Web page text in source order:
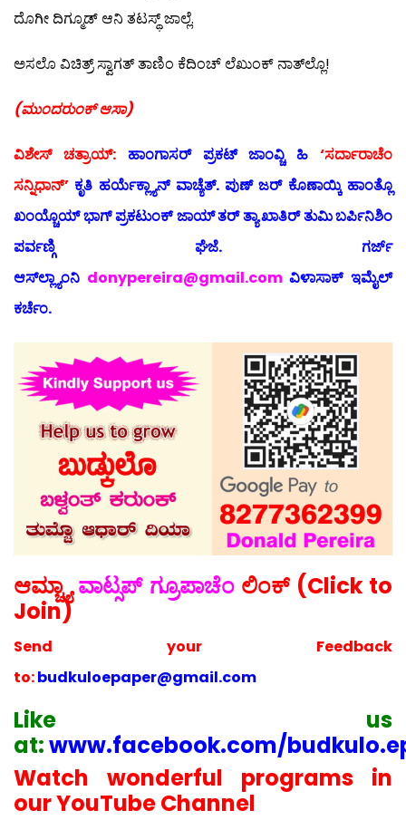
ದೊಗೀ ದಿಗ್ಮೂಡ್ ಆನಿ ತಟಸ್ಥ್ ಜಾಲ್ಲೆ.
ಅಸಲೊ ವಿಚಿತ್ರ್ ಸ್ವಾಗತ್ ತಾಣಿಂ ಕೆದಿಂಚ್ ಲೆಖುಂಕ್ ನಾತ್‍ಲ್ಲೊ!
(ಮುಂದರುಂಕ್ ಆಸಾ)
ವಿಶೇಸ್ ಚತ್ರಾಯ್: ಹಾಂಗಾಸರ್ ಪ್ರಕಟ್ ಜಾಂವ್ಚಿ ಹಿ‘ಸರ್ದಾರಾಚೆಂ
ಸನ್ನಿಧಾನ್’ ಕೃತಿ ಹರ್ಯೆಕ್ಲ್ಯಾನ್ ವಾಚ್ಯೆತ್. ಪುಣ್ ಜರ್ ಕೊಣಾಯ್ಕಿ ಹಾಂತ್ಲೊ
ಖಂಯ್ಚೊಯ್ ಭಾಗ್ ಪ್ರಕಟುಂಕ್ ಜಾಯ್ ತರ್ ತ್ಯಾ ಖಾತಿರ್ ತುಮಿ ಬರ್ಪಿನಿಶಿಂ
ಪರ್ವಣ್ಗಿ ಘೆಜೆ. ಗರ್ಜ್
ಆಸ್‍ಲ್ಲ್ಯಾಂನಿ donypereira@gmail.comವಿಳಾಸಾಕ್ ಇಮೈಲ್
ಕರ್ಚೆಂ.
ಆಮ್ಚ್ಯಾವಾಟ್ಸಪ್ ಗ್ರೂಪಾಚೆಂಲಿಂಕ್ (Click to
Join)
Send your Feedback
to:budkuloepaper@gmail.com
Like us
at:www.facebook.com/
Watch wonderful programs in
our YouTube Channel